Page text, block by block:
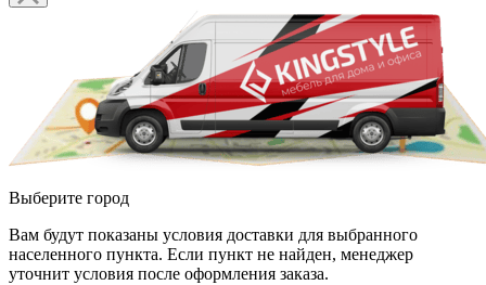
Выберите город
Вам будут показаны условия доставки для выбранного
населенного пункта. Если пункт не найден, менеджер
уточнит условия после оформления заказа.